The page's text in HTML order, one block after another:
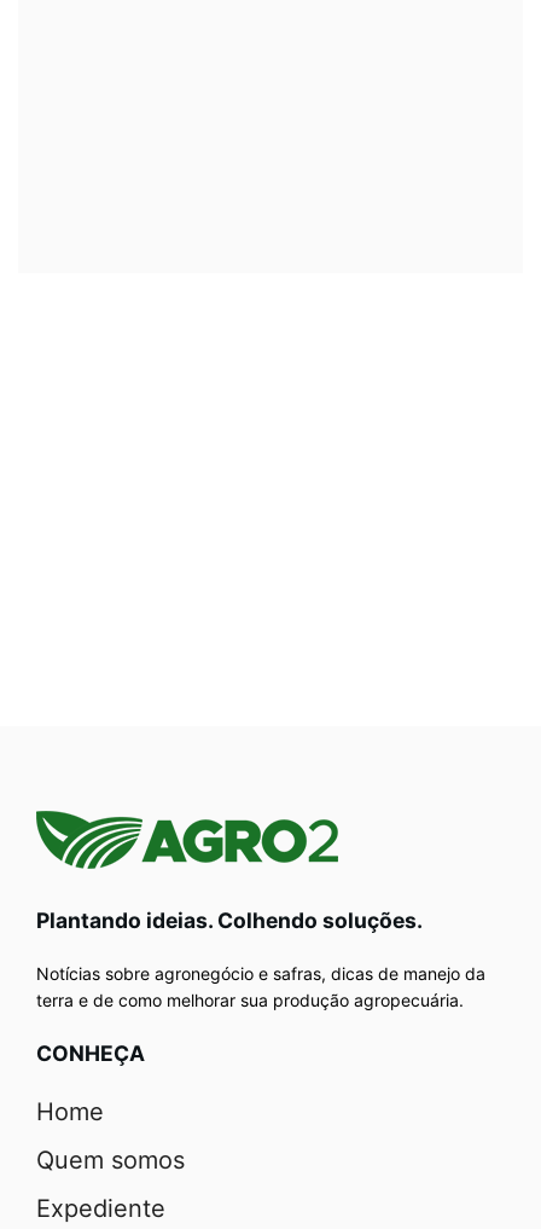
Plantando ideias. Colhendo soluções.
Notícias sobre agronegócio e safras, dicas de manejo da
terra e de como melhorar sua produção agropecuária.
CONHEÇA
Home
Quem somos
Expediente